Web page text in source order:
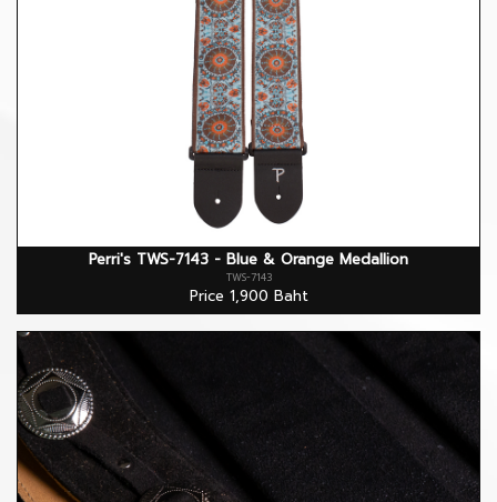
Perri's TWS-7143 - Blue & Orange Medallion
TWS-7143
Price 1,900 Baht